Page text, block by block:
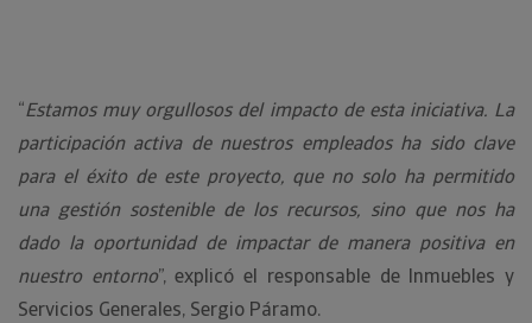
“Estamos muy orgullosos del impacto de esta iniciativa. La
participación activa de nuestros empleados ha sido clave
para el éxito de este proyecto, que no solo ha permitido
una gestión sostenible de los recursos, sino que nos ha
dado la oportunidad de impactar de manera positiva en
nuestro entorno”, explicó el responsable de Inmuebles y
Servicios Generales, Sergio Páramo.